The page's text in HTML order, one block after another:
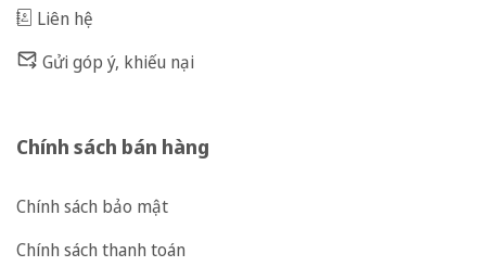
Liên hệ
Gửi góp ý, khiếu nại
Chính sách bán hàng
Chính sách bảo mật
Chính sách thanh toán